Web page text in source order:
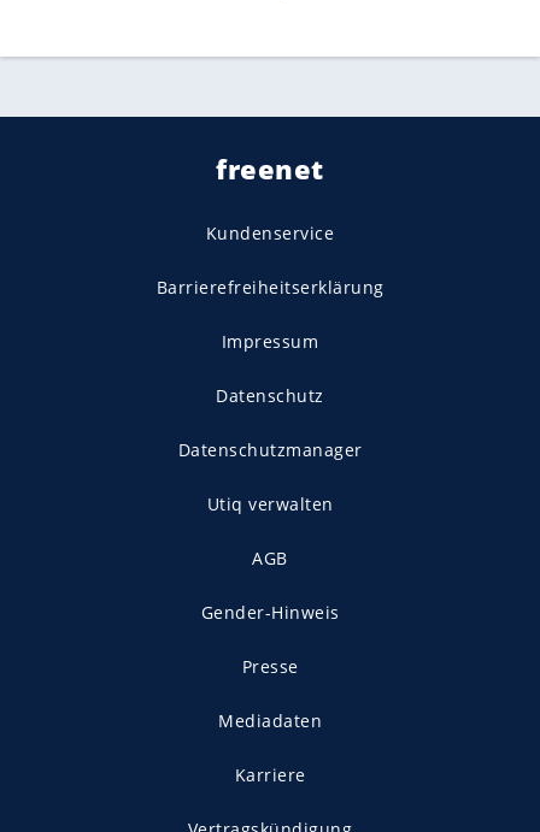
freenet
Kundenservice
Barrierefreiheitserklärung
Impressum
Datenschutz
Datenschutzmanager
Utiq verwalten
AGB
Gender-Hinweis
Presse
Mediadaten
Karriere